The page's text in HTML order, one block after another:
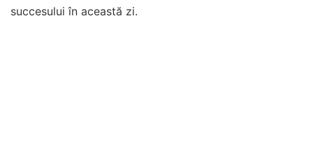
succesului în această zi.